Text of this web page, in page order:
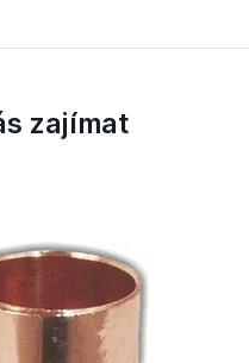
zajímat